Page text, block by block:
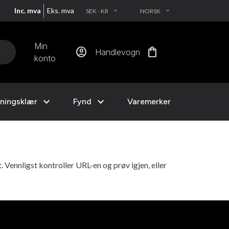
Inc. mva Eks. mva SEK - KR EXPAND_MORE NORSK EXPAND_MORE
Min
konto
account_circle Handlevogn shopping_bag
expand_more Fynd expand_more Varemerker
kontroller URL-en og prøv igjen, eller